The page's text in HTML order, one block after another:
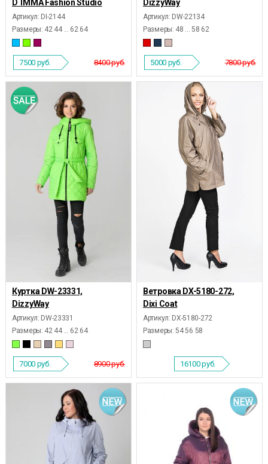
D`IMMA Fashion Studio
Артикул: DI-2144
Размеры: 42 44 ... 62 64
8400 руб.
7500 руб.
DizzyWay
Артикул: DW-22134
Размеры: 48 ... 58 62
7800 руб.
5000 руб.
Куртка DW-23331,
DizzyWay
Артикул: DW-23331
Размеры: 42 44 ... 62 64
8900 руб.
7000 руб.
Ветровка DX-5180-272,
Dixi Coat
Артикул: DX-5180-272
Размеры: 54 56 58
16100руб.